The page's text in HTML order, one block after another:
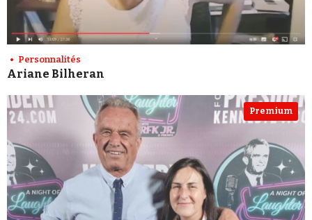
Personnalités
Ariane Bilheran
Premium